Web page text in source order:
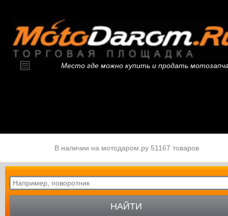
Место где можно купить и продать
В наличии на мотодаром.ру 51167 товаров
НАЙТИ